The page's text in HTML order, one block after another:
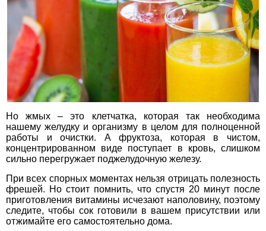
Но жмых – это клетчатка, которая так необходима
нашему желудку и организму в целом для полноценной
работы и очистки. А фруктоза, которая в чистом,
концентрированном виде поступает в кровь, слишком
сильно перегружает поджелудочную железу.
При всех спорных моментах нельзя отрицать полезность
фрешей. Но стоит помнить, что спустя 20 минут после
приготовления витамины исчезают наполовину, поэтому
следите, чтобы сок готовили в вашем присутствии или
отжимайте его самостоятельно дома.